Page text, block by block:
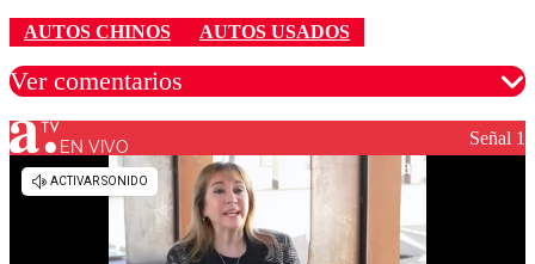
AUTOS CHINOS AUTOS USADOS
Ver comentarios
Los comentarios son moderados para garantizar un
diálogo respetuoso.
EN VIVO Señal 1